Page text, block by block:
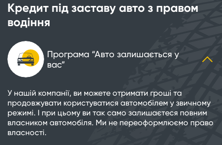
Кредит під заставу авто з правом
водіння
Програма “Авто залишається у
вас”
У нашій компанії, ви можете отримати гроші та
продовжувати користуватися автомобілем у звичному
режимі. І при цьому ви так само залишаєтеся повним
власником автомобіля. Ми не переоформлюємо право
власності.